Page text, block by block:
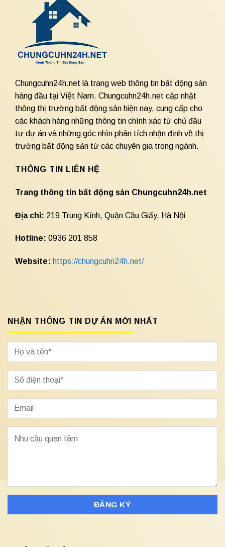
Chungcuhn24h.net là trang web thông tin bất động sản
hàng đầu tại Việt Nam. Chungcuhn24h.net cập nhật
thông thị trường bất động sản hiện nay, cung cấp cho
các khách hàng những thông tin chính xác từ chủ đầu
tư dự án và những góc nhìn phân tích nhận định về thị
trường bất động sản từ các chuyên gia trong ngành.
THÔNG TIN LIÊN HỆ
Trang thông tin bất động sản Chungcuhn24h.net
Địa chỉ: 219 Trung Kính, Quận Cầu Giấy, Hà Nội
Hotline: 0936 201 858
Website: https://chungcuhn24h.net/
NHẬN THÔNG TIN DỰ ÁN MỚI NHẤT